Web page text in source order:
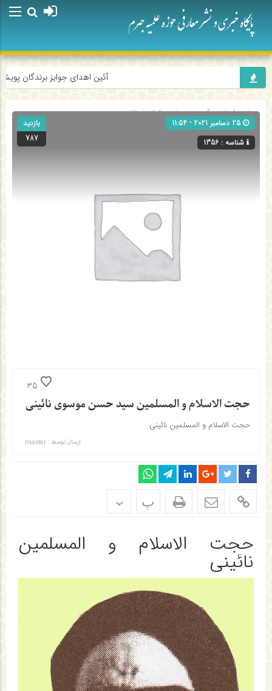
آئین اهدای جوایز برندگان پویش
صفحه اصلی» گروه »معرفی عالمان فرزانه
شناسه : 1356
بازدید
787
35
حجت الاسلام و المسلمین سید حسن موسوی نائینی
حجت الاسلام و المسلمین نائینی
ارسال توسط : master
پ پ
حجت الاسلام و المسلمین
نائینی